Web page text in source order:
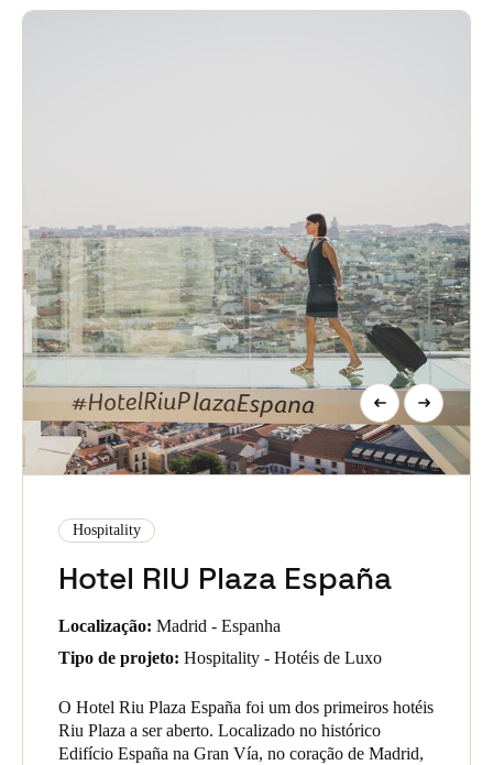
Hospitality
Hotel RIU Plaza España
Localização: Madrid - Espanha
Tipo de projeto: Hospitality - Hotéis de Luxo
O Hotel Riu Plaza España foi um dos primeiros hotéis
Riu Plaza a ser aberto. Localizado no histórico
Edifício España na Gran Vía, no coração de Madrid,